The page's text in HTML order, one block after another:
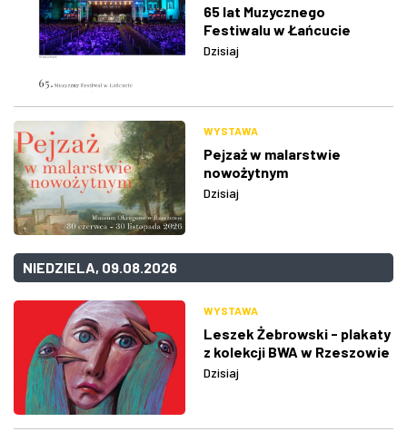
65 lat Muzycznego
Festiwalu w Łańcucie
Dzisiaj
WYSTAWA
Pejzaż w malarstwie
nowożytnym
Dzisiaj
NIEDZIELA, 09.08.2026
WYSTAWA
Leszek Żebrowski - plakaty
z kolekcji BWA w Rzeszowie
Dzisiaj